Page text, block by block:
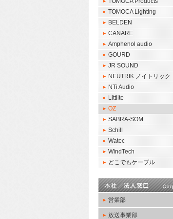
TOMOCA Lighting
BELDEN
CANARE
Amphenol audio
GOURD
JR SOUND
NEUTRIK ノイトリック
NTi Audio
Littlite
OZ
SABRA-SOM
Schill
Watec
WindTech
どこでもケーブル
営業部
放送事業部